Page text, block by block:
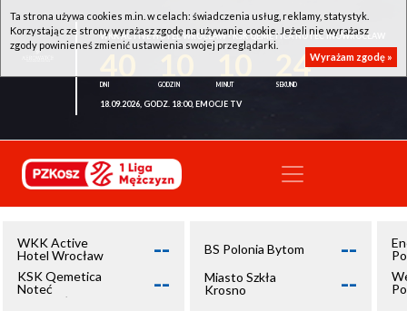
WKK ACTIVE HOTEL WROCŁAW - KSK QEMETICA NOTEĆ INOWROCŁAW
24
18.09.2026, GODZ. 18:00, EMOCJE TV
WKK Active
Hotel Wrocław
--
KSK Qemetica
Noteć
Inowrocław
--
BS Polonia Bytom --
Miasto Szkła
Krosno
--
Ta strona używa cookies m.in. w celach: świadczenia usług, reklamy, statystyk.
Korzystając ze strony wyrażasz zgodę na używanie cookie. Jeżeli nie wyrażasz
zgody powinieneś zmienić ustawienia swojej przeglądarki.
Wyrażam zgodę »